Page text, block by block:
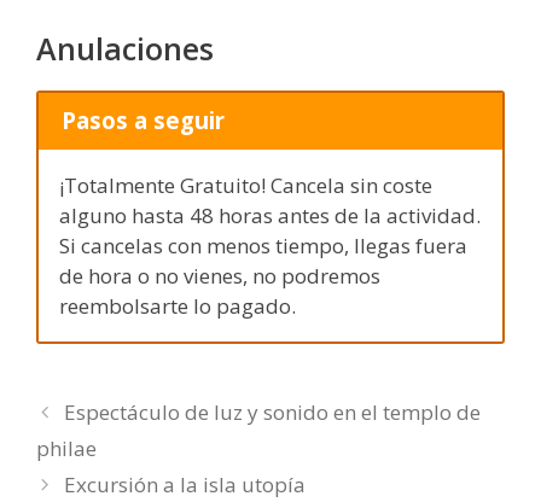
Anulaciones
Pasos a seguir
¡Totalmente Gratuito! Cancela sin coste
alguno hasta 48 horas antes de la actividad.
Si cancelas con menos tiempo, llegas fuera
de hora o no vienes, no podremos
reembolsarte lo pagado.
Espectáculo de luz y sonido en el templo de
philae
Excursión a la isla utopía